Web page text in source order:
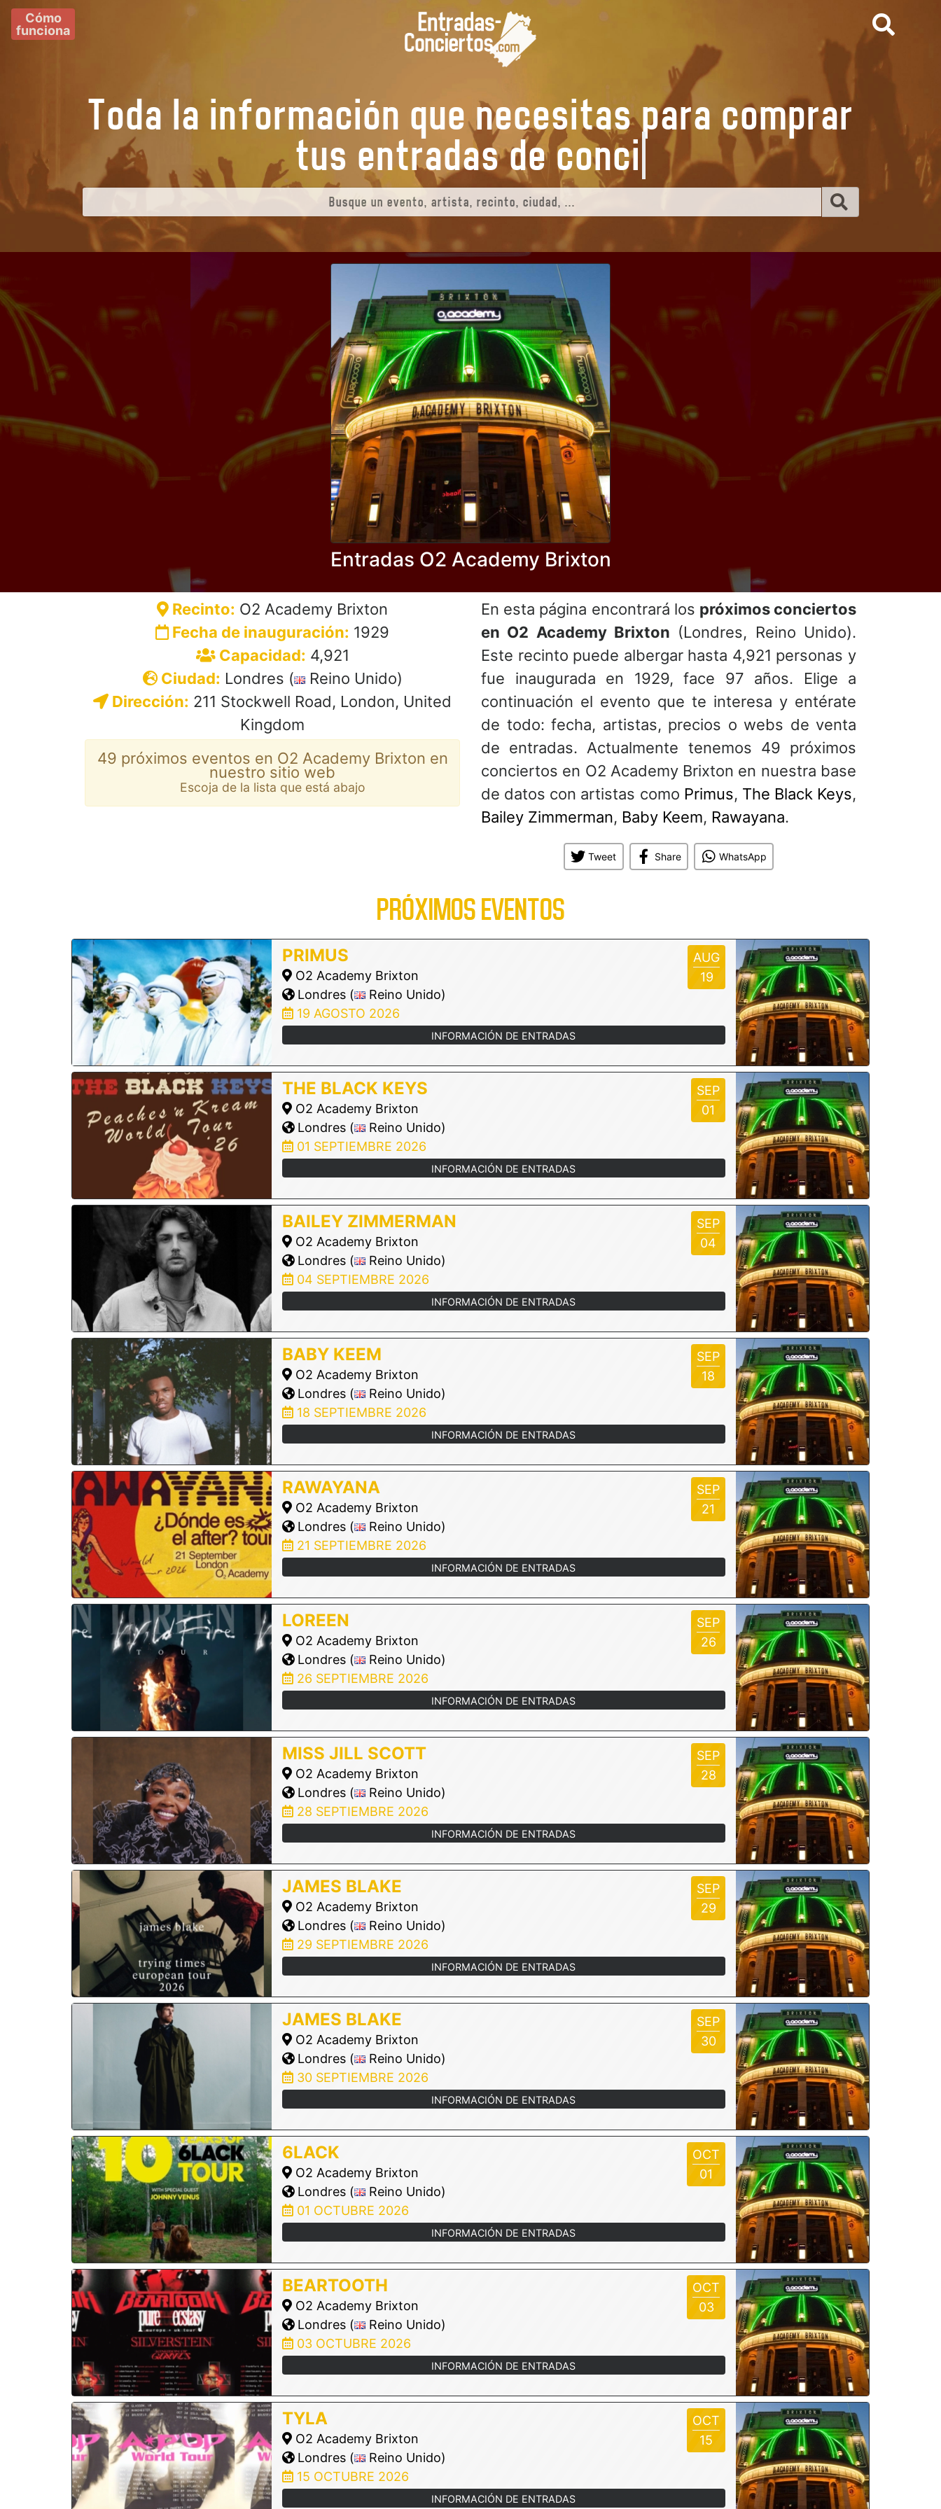
Cómo
funciona
Toda la información que necesitas para comprar
tus entradas deeve
Entradas O2 Academy Brixton
Recinto: O2 Academy Brixton
Fecha de inauguración: 1929
Capacidad: 4,921
Ciudad: Londres (
Reino Unido)
Dirección: 211 Stockwell Road, London, United
Kingdom
49 próximos eventos en O2 Academy Brixton en
nuestro sitio web
Escoja de la lista que está abajo
En esta página encontrará los próximos conciertos
en O2 Academy Brixton (Londres, Reino Unido).
Este recinto puede albergar hasta 4,921 personas y
fue inaugurada en 1929, face 97 años. Elige a
continuación el evento que te interesa y entérate
de todo: fecha, artistas, precios o webs de venta
de entradas. Actualmente tenemos 49 próximos
conciertos en O2 Academy Brixton en nuestra base
de datos con artistas como Primus, The Black Keys,
Bailey Zimmerman, Baby Keem, Rawayana.
Tweet Share WhatsApp
PRÓXIMOS EVENTOS
AUG
19
PRIMUS
O2 Academy Brixton
Londres (
Reino Unido)
19 AGOSTO 2026
INFORMACIÓN DE ENTRADAS
SEP
01
THE BLACK KEYS
O2 Academy Brixton
Londres (
Reino Unido)
01 SEPTIEMBRE 2026
INFORMACIÓN DE ENTRADAS
SEP
04
BAILEY ZIMMERMAN
O2 Academy Brixton
Londres (
Reino Unido)
04 SEPTIEMBRE 2026
INFORMACIÓN DE ENTRADAS
SEP
18
BABY KEEM
O2 Academy Brixton
Londres (
Reino Unido)
18 SEPTIEMBRE 2026
INFORMACIÓN DE ENTRADAS
SEP
21
RAWAYANA
O2 Academy Brixton
Londres (
Reino Unido)
21 SEPTIEMBRE 2026
INFORMACIÓN DE ENTRADAS
SEP
26
LOREEN
O2 Academy Brixton
Londres (
Reino Unido)
26 SEPTIEMBRE 2026
INFORMACIÓN DE ENTRADAS
SEP
28
MISS JILL SCOTT
O2 Academy Brixton
Londres (
Reino Unido)
28 SEPTIEMBRE 2026
INFORMACIÓN DE ENTRADAS
SEP
29
JAMES BLAKE
O2 Academy Brixton
Londres (
Reino Unido)
29 SEPTIEMBRE 2026
INFORMACIÓN DE ENTRADAS
SEP
30
JAMES BLAKE
O2 Academy Brixton
Londres (
Reino Unido)
30 SEPTIEMBRE 2026
INFORMACIÓN DE ENTRADAS
OCT
01
6LACK
O2 Academy Brixton
Londres (
Reino Unido)
01 OCTUBRE 2026
INFORMACIÓN DE ENTRADAS
OCT
03
BEARTOOTH
O2 Academy Brixton
Londres (
Reino Unido)
03 OCTUBRE 2026
INFORMACIÓN DE ENTRADAS
OCT
15
TYLA
O2 Academy Brixton
Londres (
Reino Unido)
15 OCTUBRE 2026
INFORMACIÓN DE ENTRADAS